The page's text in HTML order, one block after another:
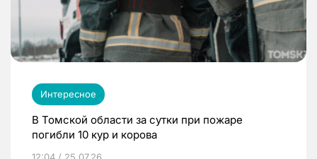
Интересное
В Томской области за сутки при пожаре
погибли 10 кур и корова